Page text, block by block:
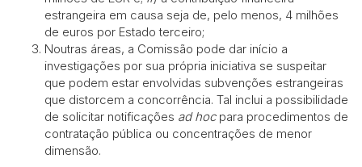
estrangeira em causa seja de, pelo menos, 4 milhões
de euros por Estado terceiro;
Noutras áreas, a Comissão pode dar início a
investigações por sua própria iniciativa se suspeitar
que podem estar envolvidas subvenções estrangeiras
que distorcem a concorrência. Tal inclui a possibilidade
de solicitar notificações ad hocpara procedimentos de
contratação pública ou concentrações de menor
dimensão.